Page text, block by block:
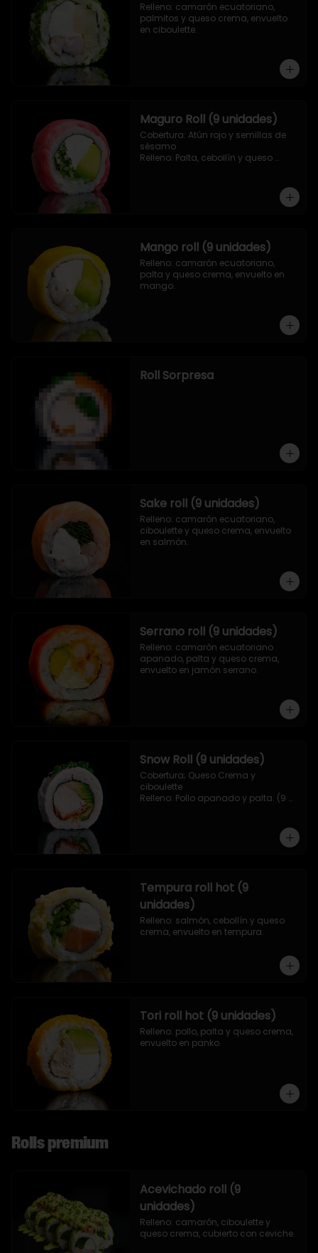
Relleno: camarón ecuatoriano,
palmitos y queso crema, envuelto
en ciboulette.
Maguro Roll (9 unidades)
Cobertura: Atún rojo y semillas de
sésamo
Relleno: Palta, cebollín y queso
Mango roll (9 unidades)
Relleno: camarón ecuatoriano,
palta y queso crema, envuelto en
mango.
Roll Sorpresa
Sake roll (9 unidades)
Relleno: camarón ecuatoriano,
ciboulette y queso crema, envuelto
en salmón.
Serrano roll (9 unidades)
Relleno: camarón ecuatoriano
apanado, palta y queso crema,
envuelto en jamón serrano.
Snow Roll (9 unidades)
Cobertura; Queso Crema y
ciboulette
Relleno: Pollo apanado y palta. (9
Tempura roll hot (9
unidades)
Relleno: salmón, cebollín y queso
crema, envuelto en tempura.
Tori roll hot (9 unidades)
Relleno: pollo, palta y queso crema,
envuelto en panko.
Rolls premium
Acevichado roll (9
unidades)
Relleno: camarón, ciboulette y
queso crema, cubierto con ceviche.